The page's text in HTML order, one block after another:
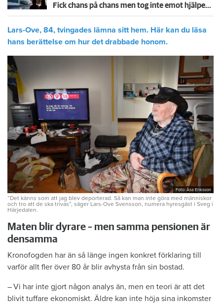
Fick chans på chans men tog inte emot hjälpen – nu vräks paret: ”Tragiskt"
Lars-Ove, 84, tvingades lämna sitt hem. Här kan du läsa
hans berättelse om hur det drabbade honom.
Foto: Åsa Eriksson
”Det känns som att jag blev deporterad. Så kan man inte göra med människor
och tro att de ska trivas”, säger Lars-Ove Svensson, numera hyresgäst i Sveg i
Härjedalen.
Maten blir dyrare – men samma pensionen är
densamma
Kronofogden har än så länge ingen konkret förklaring till
varför allt fler över 80 år blir avhysta från sin bostad.
– Vi har inte gjort någon analys än, men en teori är att det
blivit tuffare ekonomiskt. Äldre kan inte höja sina inkomster